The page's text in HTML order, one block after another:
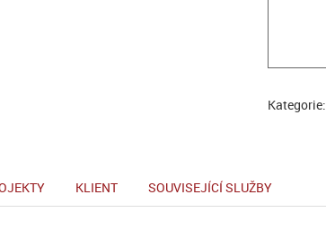
Kategorie:
KLIENT SOUVISEJÍCÍ SLUŽBY